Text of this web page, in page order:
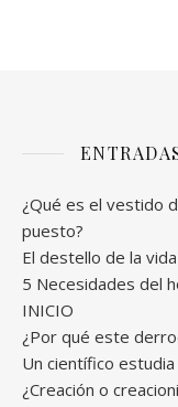
¿Qué es el vestido
puesto?
El destello de la vida
5 Necesidades del
INICIO
¿Por qué este
Un científico
¿Creación o